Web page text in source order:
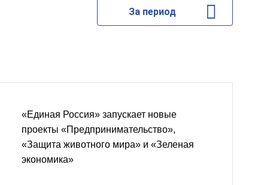
За период
«Единая Россия» запускает новые
проекты «Предпринимательство»,
«Защита животного мира» и «Зеленая
экономика»